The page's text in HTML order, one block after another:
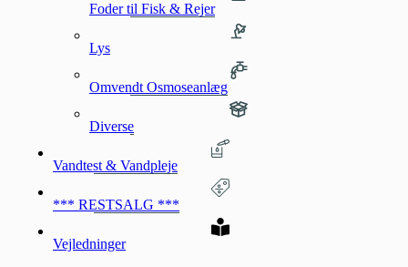
Foder til Fisk & Rejer
Lys
Omvendt Osmoseanlæg
Diverse
Vandtest & Vandpleje
*** RESTSALG ***
Vejledninger